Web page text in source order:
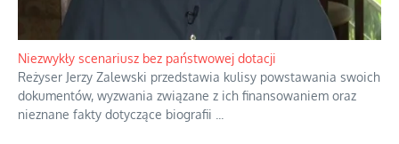
Niezwykły scenariusz bez państwowej dotacji
Reżyser Jerzy Zalewski przedstawia kulisy powstawania swoich
dokumentów, wyzwania związane z ich finansowaniem oraz
nieznane fakty dotyczące biografii